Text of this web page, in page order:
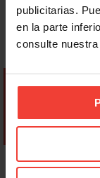
publicitarias.
en la parte
consulte nuestra